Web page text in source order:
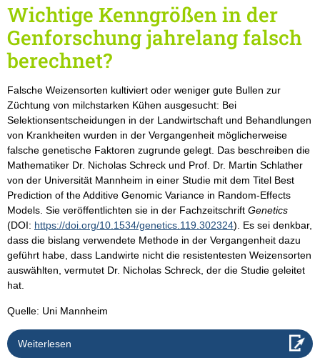
Wichtige Kenngrößen in der
Genforschung jahrelang falsch
berechnet?
Falsche Weizensorten kultiviert oder weniger gute Bullen zur
Züchtung von milchstarken Kühen ausgesucht: Bei
Selektionsentscheidungen in der Landwirtschaft und Behandlungen
von Krankheiten wurden in der Vergangenheit möglicherweise
falsche genetische Faktoren zugrunde gelegt. Das beschreiben die
Mathematiker Dr. Nicholas Schreck und Prof. Dr. Martin Schlather
von der Universität Mannheim in einer Studie mit dem Titel Best
Prediction of the Additive Genomic Variance in Random-Effects
Models. Sie veröffentlichten sie in der Fachzeitschrift Genetics
(DOI: https://doi.org/10.1534/genetics.119.302324). Es sei denkbar,
dass die bislang verwendete Methode in der Vergangenheit dazu
geführt habe, dass Landwirte nicht die resistentesten Weizensorten
auswählten, vermutet Dr. Nicholas Schreck, der die Studie geleitet
hat.
Quelle: Uni Mannheim
Weiterlesen